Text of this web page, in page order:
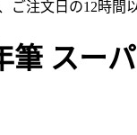
注文日の12時間
筆 スー